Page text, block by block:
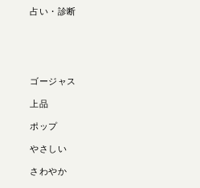
占い・診断
ゴージャス
上品
ポップ
やさしい
さわやか